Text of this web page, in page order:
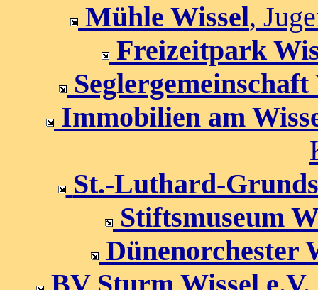
Mühle Wissel,
Freizeitpark
Seglergemeinschaft
Immobilien am
St.-Luthard-
Stiftsmuseum
Dünenorchester